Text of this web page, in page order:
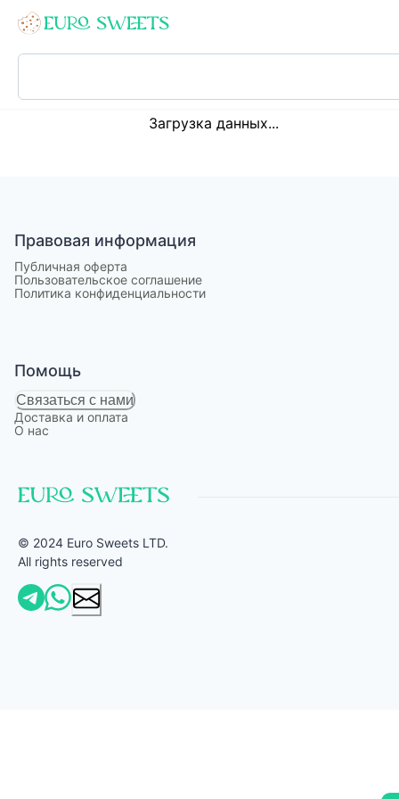
Loading...
Загрузка данных...
Правовая информация
Публичная оферта
Пользовательское соглашение
Политика конфиденциальности
Помощь
Связаться с нами
Доставка и оплата
О нас
© 2024 Euro Sweets LTD.
All rights reserved